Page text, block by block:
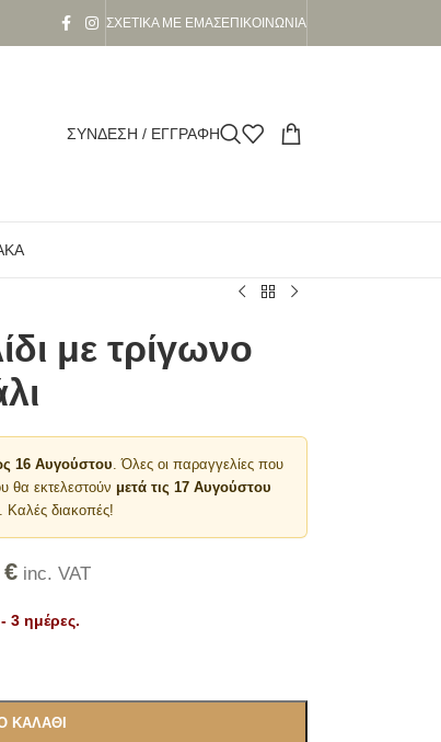
ΣΧΕΤΙΚΆ ΜΕ ΕΜΆΣΕΠΙΚΟΙΝΩΝΊΑ
ΣΎΝΔΕΣΗ / ΕΓΓΡΑΦΉ
με τρίγωνο
16 Αυγούστου. Όλες οι παραγγελίες που
θα εκτελεστούν μετά τις 17 Αυγούστου
Καλές διακοπές!
€inc. VAT
3 ημέρες.
ΚΑΛΆΘΙ